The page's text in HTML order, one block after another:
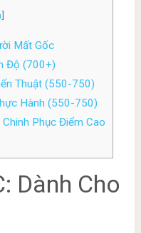
]
Mất Gốc
Độ (700+)
Thuật (550-750)
Hành (550-750)
Phục Điểm Cao
Dành Cho